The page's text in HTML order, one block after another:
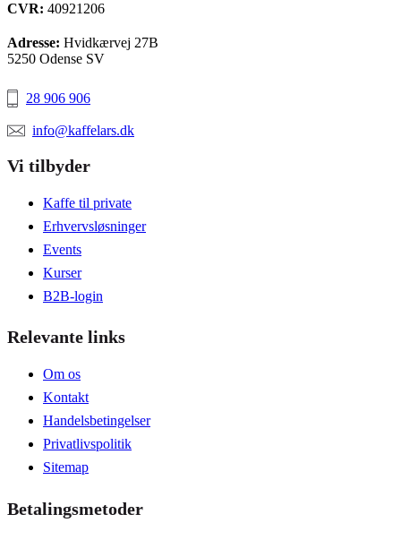
CVR: 40921206
Adresse: Hvidkærvej 27B
5250 Odense SV
28 906 906
info@kaffelars.dk
Vi tilbyder
Kaffe til private
Erhvervsløsninger
Events
Kurser
B2B-login
Relevante links
Om os
Kontakt
Handelsbetingelser
Privatlivspolitik
Sitemap
Betalingsmetoder